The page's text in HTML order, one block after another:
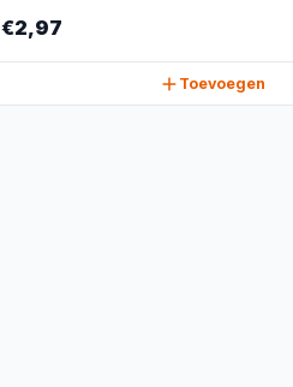
€2,97
Toevoegen